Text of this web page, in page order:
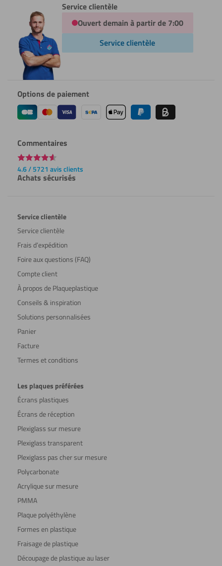
Service clientèle
Ouvert demain à partir de 7:00
Service clientèle
Options de paiement
Commentaires
4.6 / 5721 avis clients
Achats sécurisés
Service clientèle
Service clientèle
Frais d’expédition
Foire aux questions (FAQ)
Compte client
À propos de Plaqueplastique
Conseils & inspiration
Solutions personnalisées
Panier
Facture
Termes et conditions
Les plaques préférées
Écrans plastiques
Écrans de réception
Plexiglass sur mesure
Plexiglass transparent
Plexiglass pas cher sur mesure
Polycarbonate
Acrylique sur mesure
PMMA
Plaque polyéthylène
Formes en plastique
Fraisage de plastique
Découpage de plastique au laser